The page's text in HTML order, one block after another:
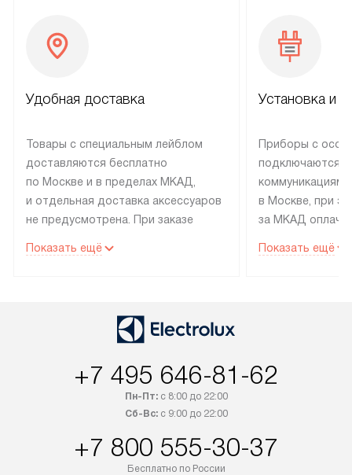
Удобная доставка
Товары с специальным лейблом
доставляются бесплатно
по Москве и в пределах МКАД,
и отдельная доставка аксессуаров
не предусмотрена. При заказе
рекомендуем обсудить
со статусом «В наличии» могут
быть отправлены покупателю
интересен товар «Под заказ»,
приобретения с менеджером сайта.
доставляются бесплатно
по Москве в пределах МКАД,
Показать ещё
Установка и
Приборы с
подключаются к
коммуникациям
в Москве, при
за МКАД
партнера
по монтажу
материалы.
Показать ещё
+7 495 646-81-62
Пн-Пт:с 8:00 до 22:00
Сб-Вс:с 9:00 до 22:00
+7 800 555-30-37
Бесплатно по России